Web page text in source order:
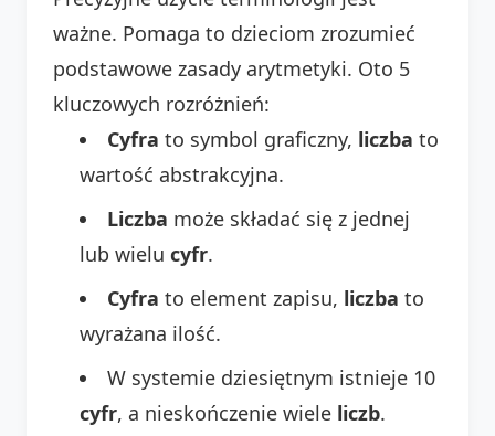
ważne. Pomaga to dzieciom zrozumieć
podstawowe zasady arytmetyki. Oto 5
kluczowych rozróżnień:
Cyfra to symbol graficzny, liczba to
wartość abstrakcyjna.
Liczba może składać się z jednej
lub wielu cyfr.
Cyfra to element zapisu, liczba to
wyrażana ilość.
W systemie dziesiętnym istnieje 10
cyfr, a nieskończenie wiele liczb.